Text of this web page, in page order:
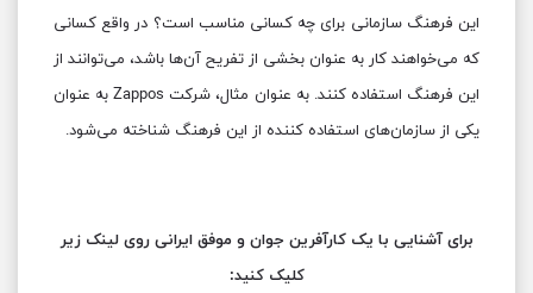
این فرهنگ سازمانی برای چه کسانی مناسب است؟ در واقع کسانی
که می‌خواهند کار به عنوان بخشی از تفریح آن‌ها باشد، می‌توانند از
این فرهنگ استفاده کنند. به عنوان مثال، شرکت Zappos به عنوان
یکی از سازمان‌های استفاده کننده از این فرهنگ شناخته می‌شود.
برای آشنایی با یک کارآفرین جوان و موفق ایرانی روی لینک زیر
کلیک کنید: